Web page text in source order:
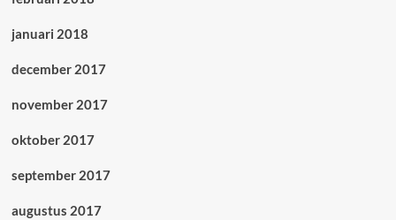
januari 2018
december 2017
november 2017
oktober 2017
september 2017
augustus 2017